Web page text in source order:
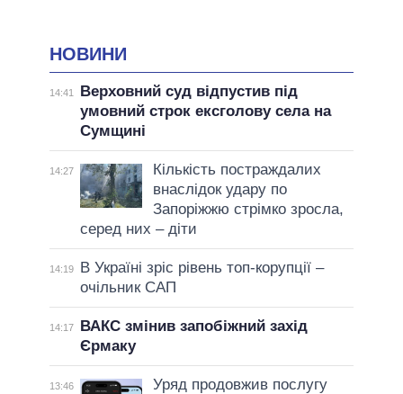
НОВИНИ
14:41
Верховний суд відпустив під
умовний строк ексголову села на
Сумщині
14:27
Кількість постраждалих
внаслідок удару по
Запоріжжю стрімко зросла,
серед них – діти
14:19
В Україні зріс рівень топ-корупції –
очільник САП
14:17
ВАКС змінив запобіжний захід
Єрмаку
13:46
Уряд продовжив послугу